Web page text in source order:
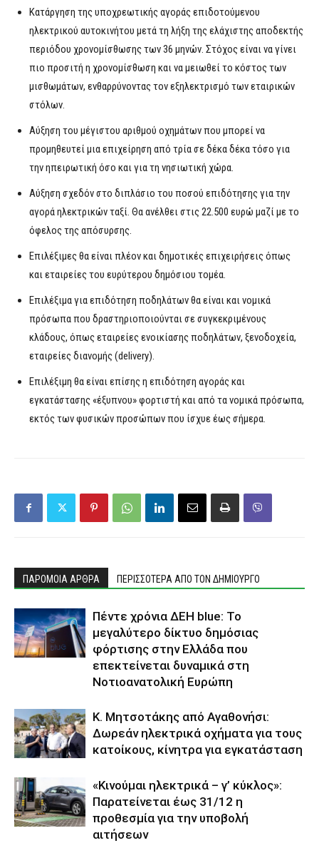
Κατάργηση της υποχρεωτικής αγοράς επιδοτούμενου
ηλεκτρικού αυτοκινήτου μετά τη λήξη της ελάχιστης αποδεκτής
περιόδου χρονομίσθωσης των 36 μηνών. Στόχος είναι να γίνει
πιο προσιτή η χρονομίσθωση και να μειωθεί το κόστος των
μισθωμάτων, ενθαρρύνοντας τον εξηλεκτρισμό των εταιρικών
στόλων.
Αύξηση του μέγιστου αριθμού οχημάτων που μπορεί να
προμηθευτεί μια επιχείρηση από τρία σε δέκα δέκα τόσο για
την ηπειρωτική όσο και για τη νησιωτική χώρα.
Αύξηση σχεδόν στο διπλάσιο του ποσού επιδότησης για την
αγορά ηλεκτρικών ταξί. Θα ανέλθει στις 22.500 ευρώ μαζί με το
όφελος της απόσυρσης.
Επιλέξιμες θα είναι πλέον και δημοτικές επιχειρήσεις όπως
και εταιρείες του ευρύτερου δημόσιου τομέα.
Επιλέξιμα για επιδότηση ποδηλάτων θα είναι και νομικά
πρόσωπα που δραστηριοποιούνται σε συγκεκριμένους
κλάδους, όπως εταιρείες ενοικίασης ποδηλάτων, ξενοδοχεία,
εταιρείες διανομής (delivery).
Επιλέξιμη θα είναι επίσης η επιδότηση αγοράς και
εγκατάστασης «έξυπνου» φορτιστή και από τα νομικά πρόσωπα,
εκτός των φυσικών προσώπων που ίσχυε έως σήμερα.
ΠΑΡΟΜΟΙΑ ΑΡΘΡΑ ΠΕΡΙΣΣΟΤΕΡΑ ΑΠΟ ΤΟΝ ΔΗΜΙΟΥΡΓΟ
Πέντε χρόνια ΔΕΗ blue: Το
μεγαλύτερο δίκτυο δημόσιας
φόρτισης στην Ελλάδα που
επεκτείνεται δυναμικά στη
Νοτιοανατολική Ευρώπη
Κ. Μητσοτάκης από Αγαθονήσι:
Δωρεάν ηλεκτρικά οχήματα για τους
κατοίκους, κίνητρα για εγκατάσταση
«Κινούμαι ηλεκτρικά – γ’ κύκλος»:
Παρατείνεται έως 31/12 η
προθεσμία για την υποβολή
αιτήσεων